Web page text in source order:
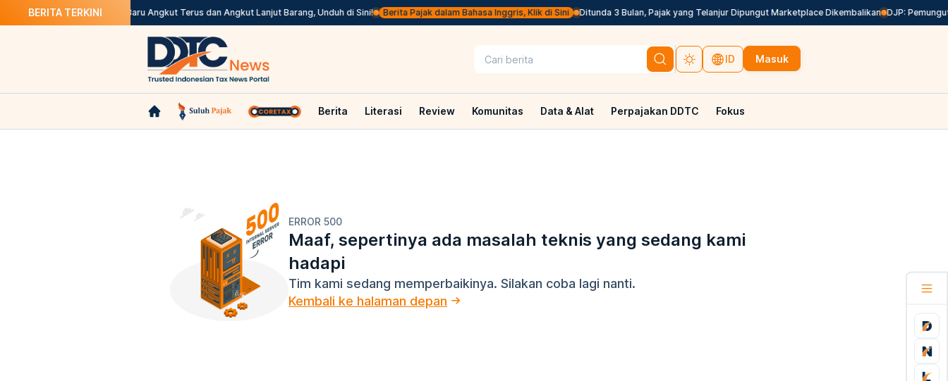
BERITA TERKINI
dari Seller Aturan Baru Angkut Terus dan Angkut Lanjut Barang, Unduh di Sini! Berita Pajak dalam Bahasa Inggris, Klik di Sini Ditunda 3 Bulan, Pajak yang Telanjur Dipungut Marketplace Dikembalikan DJP:
ID Masuk
Berita Literasi Review Komunitas Data & Alat Perpajakan DDTC Fokus
ERROR 500
Maaf, sepertinya ada masalah teknis yang sedang kami
hadapi
Tim kami sedang memperbaikinya. Silakan coba lagi nanti.
Kembali ke halaman depan